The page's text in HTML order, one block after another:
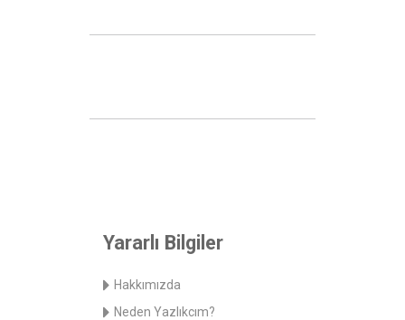
Yararlı Bilgiler
Hakkımızda
Neden Yazlıkcım?